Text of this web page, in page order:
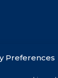
Preferences